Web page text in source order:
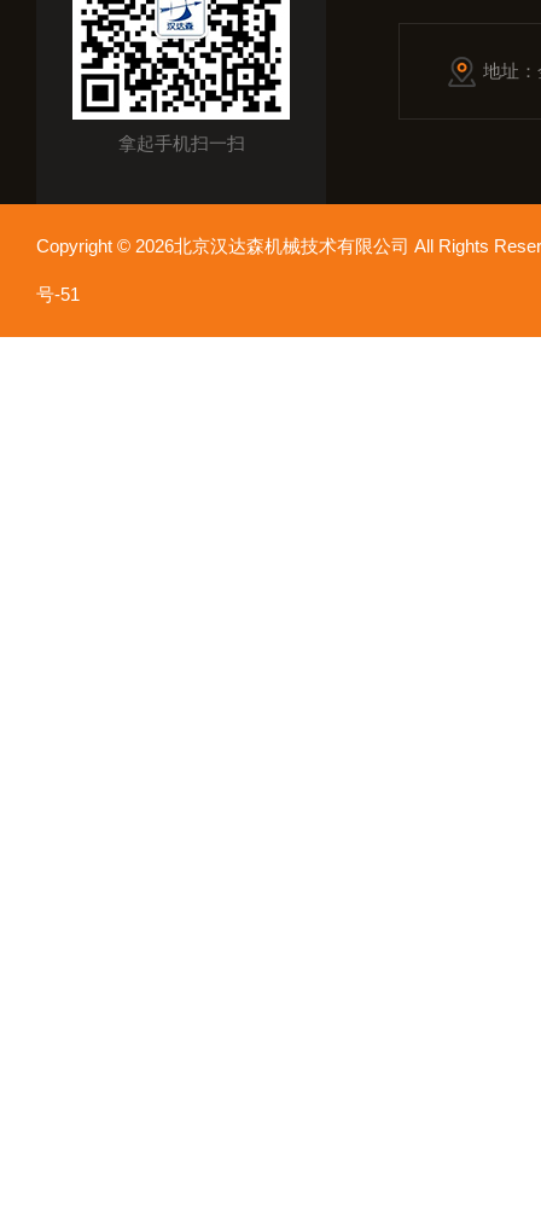
拿起手机扫一扫
地址
Copyright © 2026北京汉达森机械技术有限公司 All Rights
号-51